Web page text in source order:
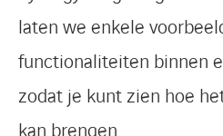
laten we enkele
functionaliteiten binnen
zodat je kunt zien hoe